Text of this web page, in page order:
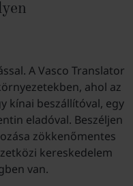
A Vasco Translator
ahol az
kínai beszállítóval, egy
eladóval. Beszéljen
zökkenőmentes
kereskedelem
van.